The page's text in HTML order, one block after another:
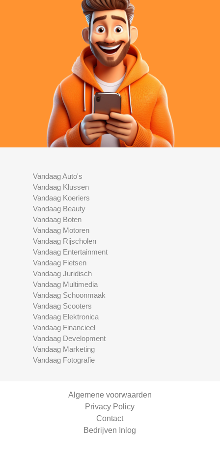
Vandaag Auto's
Vandaag Klussen
Vandaag Koeriers
Vandaag Beauty
Vandaag Boten
Vandaag Motoren
Vandaag Rijscholen
Vandaag Entertainment
Vandaag Fietsen
Vandaag Juridisch
Vandaag Multimedia
Vandaag Schoonmaak
Vandaag Scooters
Vandaag Elektronica
Vandaag Financieel
Vandaag Development
Vandaag Marketing
Vandaag Fotografie
Algemene voorwaarden
Privacy Policy
Contact
Bedrijven Inlog